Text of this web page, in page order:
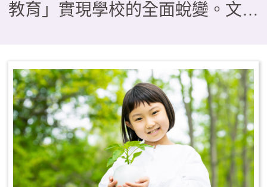
教育」實現學校的全面蛻變。文章
務隊、在「光華i航海」帆船課程
中克服暈船與學習共好的生命歷
程，以及透過校園空間「減法美
學」與攀樹、木育課程實現的普特
共好——描繪了教育如何從知識傳